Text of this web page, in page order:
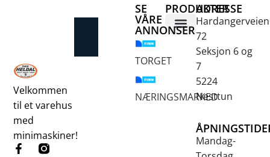
Velkommen
til et varehus
med
minimaskiner!
ADRESSE
Hardangerveien
72
Seksjon 6 og
7
5224
Nesttun
Mandag-
PRODUKTER
SE
VÅRE
ANNONSER
TORGET
NÆRINGSMARKED